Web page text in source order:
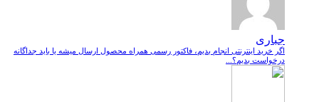
جباری
اگر خرید اینترنتی انجام بدیم، فاکتور رسمی همراه محصول ارسال میشه یا باید جداگانه
درخواست بدیم؟...